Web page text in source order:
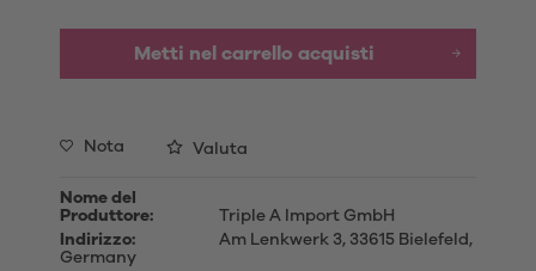
Metti nel carrello acquisti
Nota Valuta
Nome del
Produttore:
Triple A Import GmbH
Indirizzo:
Am Lenkwerk 3, 33615 Bielefeld,
Germany